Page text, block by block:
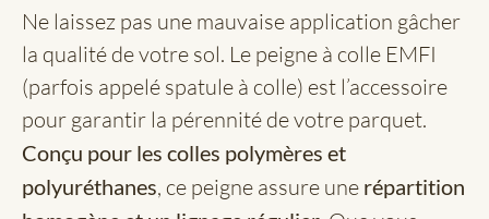
Ne laissez pas une mauvaise application gâcher
la qualité de votre sol. Le peigne à colle EMFI
(parfois appelé spatule à colle) est l’accessoire
pour garantir la pérennité de votre parquet.
Conçu pour les colles polymères et
polyuréthanes, ce peigne assure une répartition